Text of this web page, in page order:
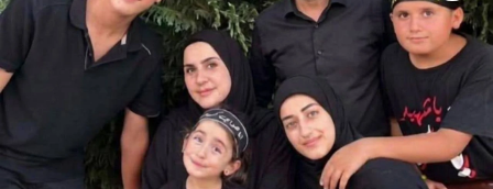
Anali̇z
Bi̇li̇m & Teknoloji̇
Dünya
Eği̇ti̇m